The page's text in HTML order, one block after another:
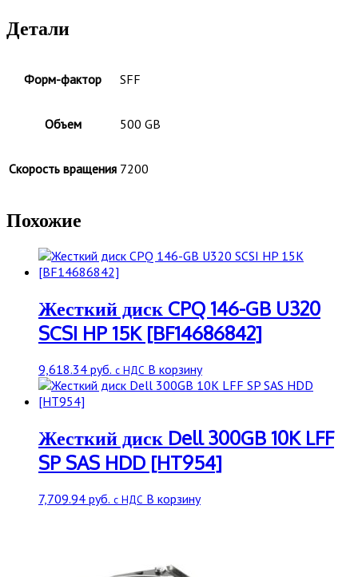
Детали
Форм-фактор SFF
Объем 500 GB
Скорость вращения 7200
Похожие
Жесткий диск CPQ 146-GB U320
SCSI HP 15K [BF14686842]
9,618.34 руб. с НДС В корзину
Жесткий диск Dell 300GB 10K LFF
SP SAS HDD [HT954]
7,709.94 руб. с НДС В корзину